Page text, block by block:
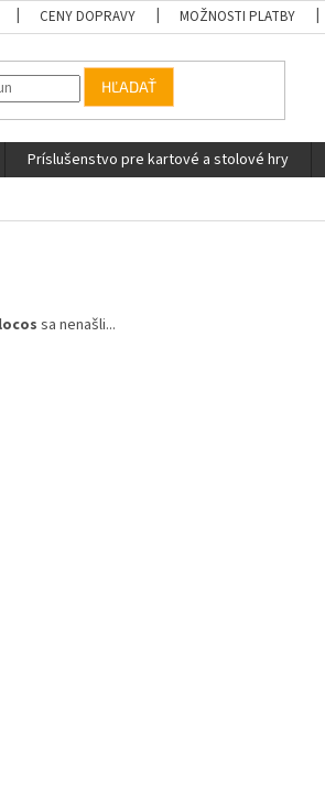
CENY DOPRAVY MOŽNOSTI PLATBY
HĽADAŤ
Príslušenstvo pre kartové a stolové hry
sa nenašli...